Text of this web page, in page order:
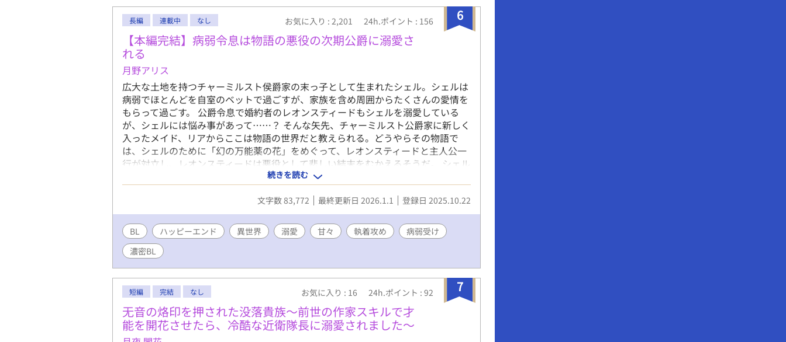
6
長編 連載中 なし お気に入り : 2,201 24h.ポイント : 156
【本編完結】病弱令息は物語の悪役の次期公爵に溺愛さ
れる
月野アリス
広大な土地を持つチャーミルスト侯爵家の末っ子として生まれたシェル。シェルは
病弱でほとんどを自室のベットで過ごすが、家族を含め周囲からたくさんの愛情を
もらって過ごす。 公爵令息‪で婚約者のレオンスティードもシェルを溺愛している
が、シェルには悩み事があって……？ そんな矢先、チャーミルスト公爵家に新しく
入ったメイド、リアからここは物語の世界だと教えられる。どうやらその物語で
は、シェルのために「幻の万能薬の花」をめぐって、レオンスティードと主人公一
行が対立し、レオンスティードは悪役として悲しい結末をむかえるそうだ。 シェル
はレオンスティードのため、婚約者の悪役化を回避する…！ 甘々×∞の糖度
10,000% 登場人物みんないい人なのでストレスフリーです^^* 無自覚ヤンデレ溺愛
スパダリ‪次期公爵‬×天真爛漫な病弱健気令息 初投稿のため不慣れな点があるかと思
いますがよろしくお願いいたします！感想くださったら励みになります……！
続きを読む
文字数 83,772 最終更新日 2026.1.1 登録日 2025.10.22
BL ハッピーエンド 異世界 溺愛 甘々 執着攻め
病弱受け
濃密BL
7
短編 完結 なし お気に入り : 16 24h.ポイント : 92
无音の烙印を押された没落貴族～前世の作家スキルで才
能を開花させたら、冷酷な近衛隊長に溺愛されました～